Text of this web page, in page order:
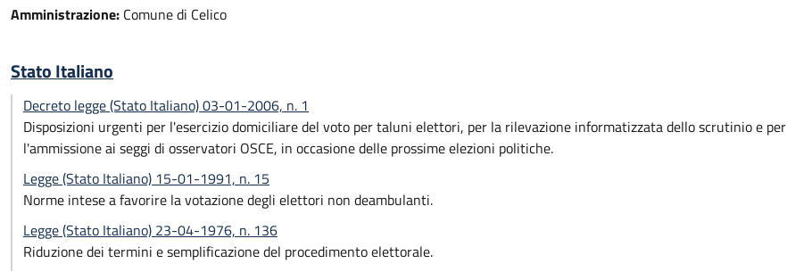
Amministrazione: Comune di Celico
Stato Italiano
Decreto legge (Stato Italiano) 03-01-2006, n. 1
Disposizioni urgenti per l'esercizio domiciliare del voto per taluni elettori, per la rilevazione informatizzata dello scrutinio e per
l'ammissione ai seggi di osservatori OSCE, in occasione delle prossime elezioni politiche.
Legge (Stato Italiano) 15-01-1991, n. 15
Norme intese a favorire la votazione degli elettori non deambulanti.
Legge (Stato Italiano) 23-04-1976, n. 136
Riduzione dei termini e semplificazione del procedimento elettorale.